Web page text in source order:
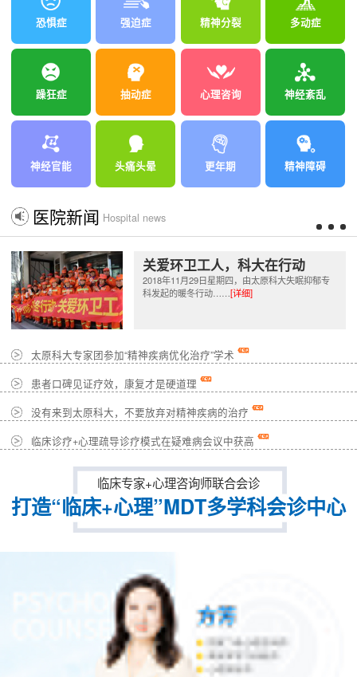
恐惧症 强迫症 精神分裂 多动症
躁狂症 抽动症 心理咨询 神经紊乱
神经官能 头痛头晕 更年期 精神障碍
医院新闻 Hospital news
关爱环卫工人，科大在行动
2018年11月29日星期四，由太原科大失眠抑郁专
科发起的暖冬行动……[详细]
太原科大专家团参加“精神疾病优化治疗”学术
患者口碑见证疗效，康复才是硬道理
没有来到太原科大，不要放弃对精神疾病的治疗
临床诊疗+心理疏导诊疗模式在疑难病会议中获高
临床专家+心理咨询师联合会诊
打造“临床+心理”MDT多学科会诊中心